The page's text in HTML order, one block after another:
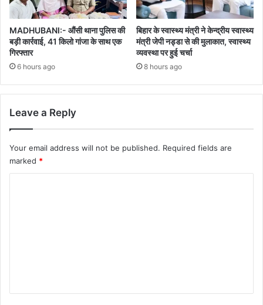
MADHUBANI:- औंसी थाना पुलिस की
बड़ी कार्रवाई, 41 किलो गांजा के साथ एक
गिरफ्तार
6 hours ago
बिहार के स्वास्थ्य मंत्री ने केन्द्रीय स्वास्थ्य
मंत्री जेपी नड्डा से की मुलाकात, स्वास्थ्य
व्यवस्था पर हुई चर्चा
8 hours ago
Leave a Reply
Your email address will not be published. Required fields are
marked *